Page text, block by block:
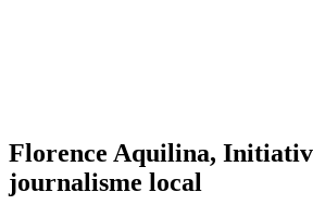
Florence Aquilina,
journalisme local